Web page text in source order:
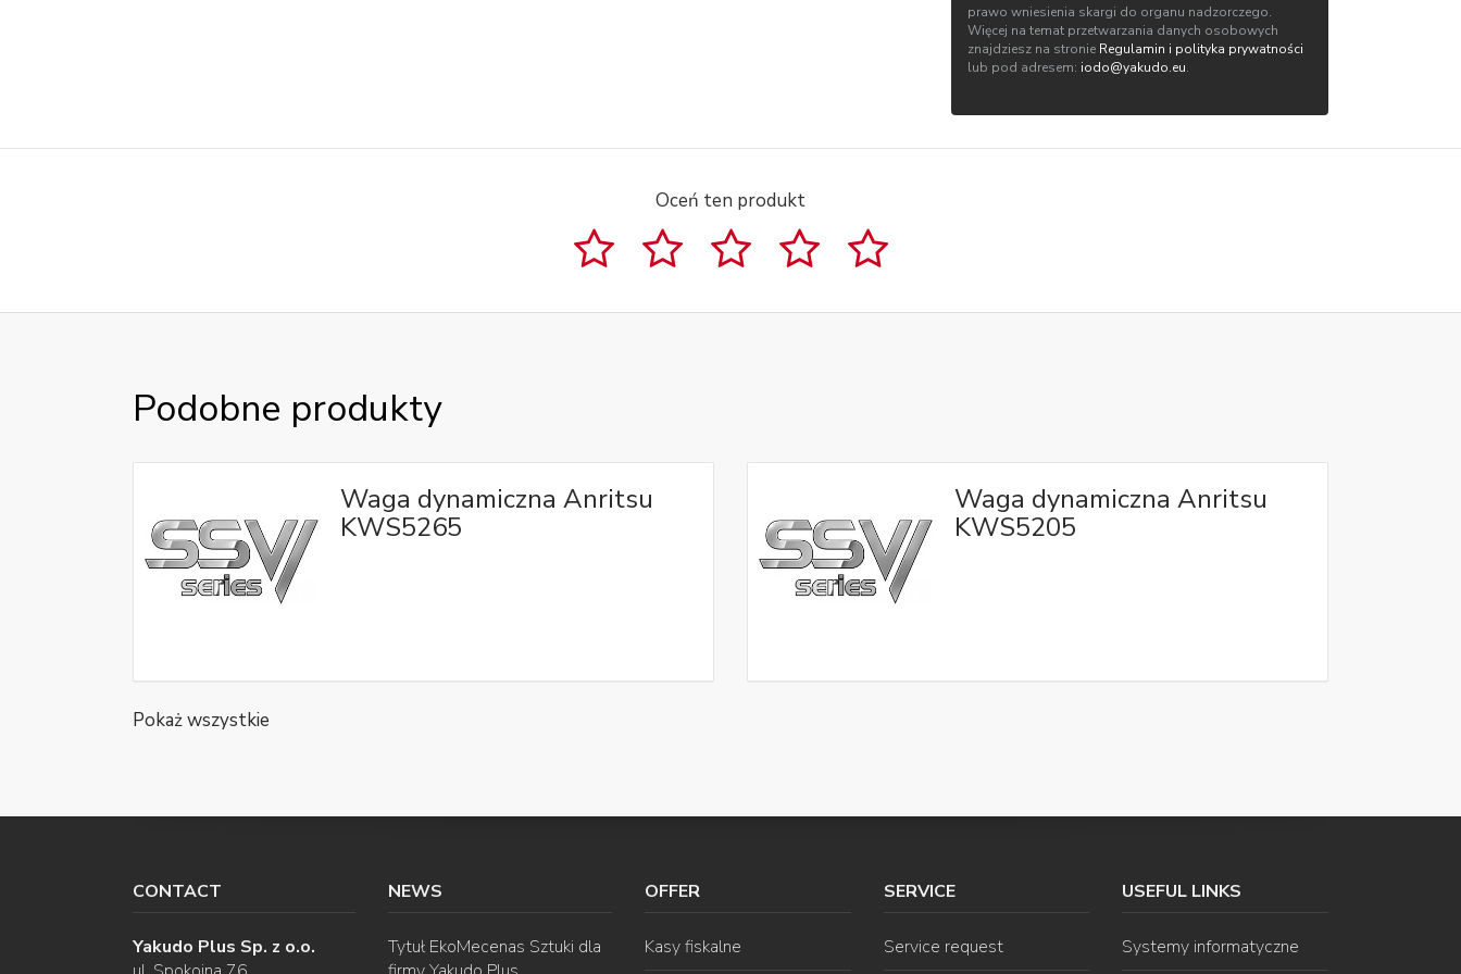
prawo wniesienia skargi do organu nadzorczego.
Więcej na temat przetwarzania danych osobowych
znajdziesz na stronie Regulamin i polityka prywatności
lub pod adresem: iodo@yakudo.eu.
Oceń ten produkt
Podobne produkty
Waga dynamiczna Anritsu
KWS5265
Waga dynamiczna Anritsu
KWS5205
Pokaż wszystkie
CONTACT
Yakudo Plus Sp. z o.o.
NEWS
Tytuł EkoMecenas Sztuki dla
OFFER
Kasy fiskalne
SERVICE
Service request
USEFUL LINKS
Systemy informatyczne